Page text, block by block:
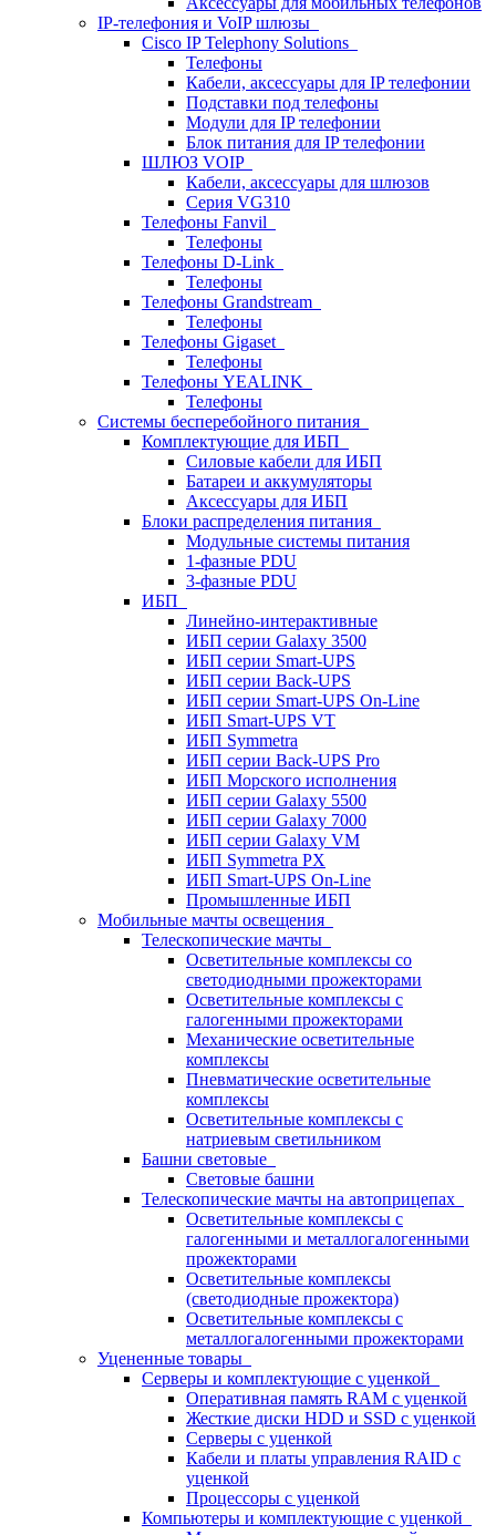
IP-телефония и VoIP шлюзы
Cisco IP Telephony Solutions
Телефоны
Кабели, аксессуары для IP телефонии
Подставки под телефоны
Модули для IP телефонии
Блок питания для IP телефонии
ШЛЮЗ VOIP
Кабели, аксессуары для шлюзов
Серия VG310
Телефоны Fanvil
Телефоны
Телефоны D-Link
Телефоны
Телефоны Grandstream
Телефоны
Телефоны Gigaset
Телефоны
Телефоны YEALINK
Телефоны
Системы бесперебойного питания
Комплектующие для ИБП
Силовые кабели для ИБП
Батареи и аккумуляторы
Аксессуары для ИБП
Блоки распределения питания
Модульные системы питания
1-фазные PDU
3-фазные PDU
ИБП
Линейно-интерактивные
ИБП серии Galaxy 3500
ИБП серии Smart-UPS
ИБП серии Back-UPS
ИБП серии Smart-UPS On-Line
ИБП Smart-UPS VT
ИБП Symmetra
ИБП серии Back-UPS Pro
ИБП Морского исполнения
ИБП серии Galaxy 5500
ИБП серии Galaxy 7000
ИБП серии Galaxy VM
ИБП Symmetra PX
ИБП Smart-UPS On-Line
Промышленные ИБП
Мобильные мачты освещения
Телескопические мачты
Осветительные комплексы со
светодиодными прожекторами
Осветительные комплексы с
галогенными прожекторами
Механические осветительные
комплексы
Пневматические осветительные
комплексы
Осветительные комплексы с
натриевым светильником
Башни световые
Световые башни
Телескопические мачты на автоприцепах
Осветительные комплексы с
галогенными и металлогалогенными
прожекторами
Осветительные комплексы
(светодиодные прожектора)
Осветительные комплексы с
металлогалогенными прожекторами
Уцененные товары
Серверы и комплектующие с уценкой
Оперативная память RAM с уценкой
Жесткие диски HDD и SSD с уценкой
Серверы с уценкой
Кабели и платы управления RAID с
уценкой
Процессоры с уценкой
Компьютеры и комплектующие с уценкой